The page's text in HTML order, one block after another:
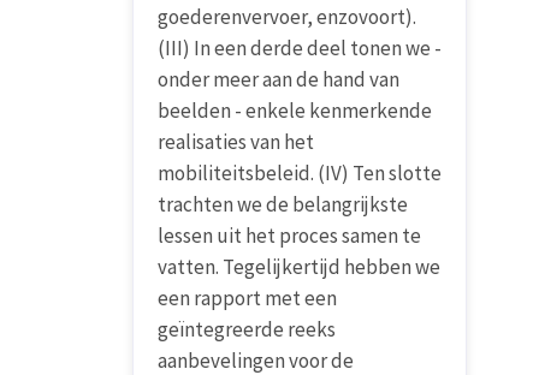
goederenvervoer, enzovoort).
(III) In een derde deel tonen we -
onder meer aan de hand van
beelden - enkele kenmerkende
realisaties van het
mobiliteitsbeleid. (IV) Ten slotte
trachten we de belangrijkste
lessen uit het proces samen te
vatten. Tegelijkertijd hebben we
een rapport met een
geïntegreerde reeks
aanbevelingen voor de